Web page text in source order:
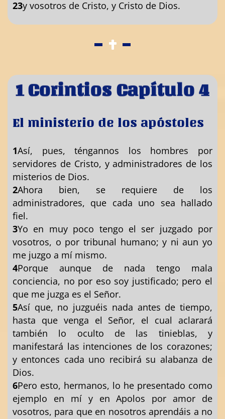
23y vosotros de Cristo, y Cristo de Dios.
1 Corintios Capítulo 4
El ministerio de los apóstoles
1Así, pues, téngannos los hombres por
servidores de Cristo, y administradores de los
misterios de Dios.
2Ahora bien, se requiere de los
administradores, que cada uno sea hallado
fiel.
3Yo en muy poco tengo el ser juzgado por
vosotros, o por tribunal humano; y ni aun yo
me juzgo a mí mismo.
4Porque aunque de nada tengo mala
conciencia, no por eso soy justificado; pero el
que me juzga es el Señor.
5Así que, no juzguéis nada antes de tiempo,
hasta que venga el Señor, el cual aclarará
también lo oculto de las tinieblas, y
manifestará las intenciones de los corazones;
y entonces cada uno recibirá su alabanza de
Dios.
6Pero esto, hermanos, lo he presentado como
ejemplo en mí y en Apolos por amor de
vosotros, para que en nosotros aprendáis a no